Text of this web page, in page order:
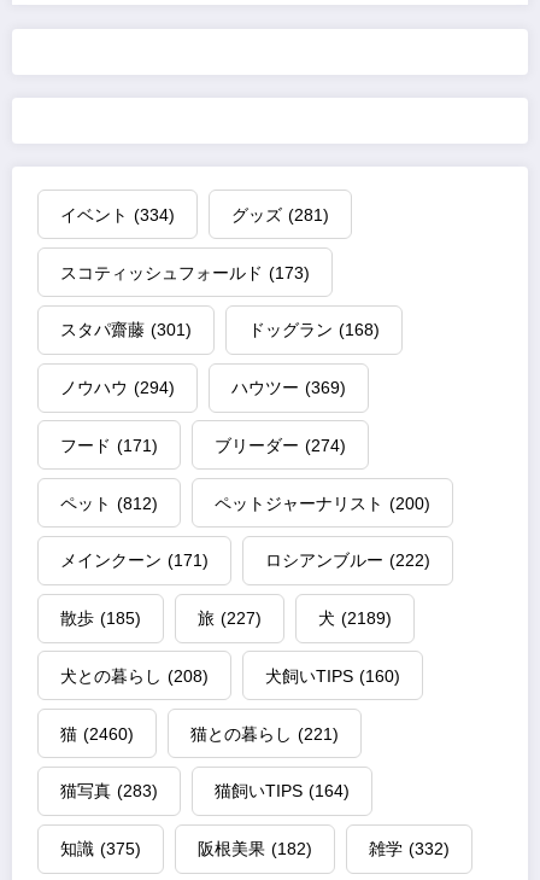
イベント (334) グッズ (281)
スコティッシュフォールド (173)
スタパ齋藤 (301) ドッグラン (168)
ノウハウ (294) ハウツー (369)
フード (171) ブリーダー (274)
ペット (812) ペットジャーナリスト (200)
メインクーン (171) ロシアンブルー (222)
散歩 (185) 旅 (227) 犬 (2189)
犬との暮らし (208) 犬飼いTIPS (160)
猫 (2460) 猫との暮らし (221)
猫写真 (283) 猫飼いTIPS (164)
知識 (375) 阪根美果 (182) 雑学 (332)